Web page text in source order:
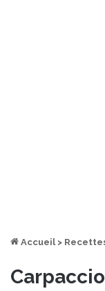
Accueil >